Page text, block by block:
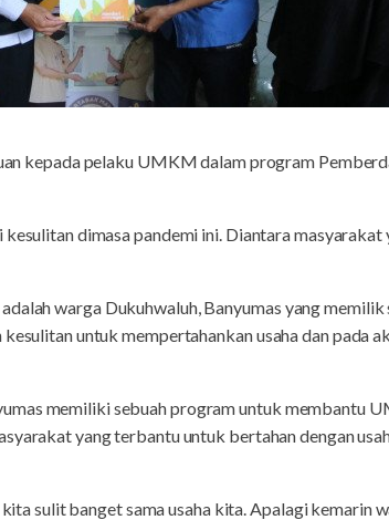
kepada pelaku UMKM dalam program
dimasa pandemi ini. Diantara masyarakat
warga Dukuhwaluh, Banyumas yang memilik
untuk mempertahankan usaha dan pada
memiliki sebuah program untuk membantu
yang terbantu untuk bertahan dengan
sulit banget sama usaha kita. Apalagi kemarin